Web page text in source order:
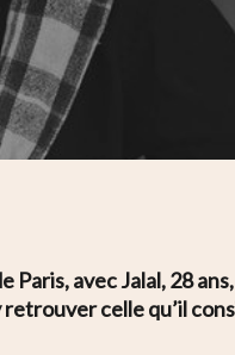
avec Jalal, 28 ans,
celle qu’il